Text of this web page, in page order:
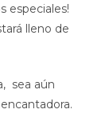
especiales!
lleno de
sea aún